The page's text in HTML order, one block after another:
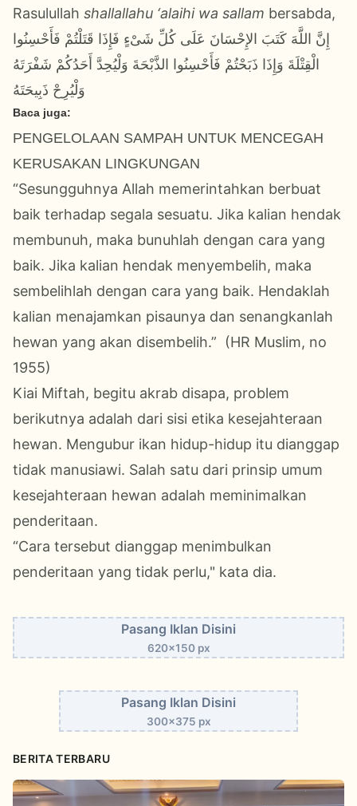
Rasulullah shallallahu ‘alaihi wa sallam bersabda,
إِنَّ اللَّهَ كَتَبَ الإِحْسَانَ عَلَى كُلِّ شَىْءٍ فَإِذَا قَتَلْتُمْ فَأَحْسِنُوا
الْقِتْلَةَ وَإِذَا ذَبَحْتُمْ فَأَحْسِنُوا الذَّبْحَةَ وَلْيُحِدَّ أَحَدُكُمْ شَفْرَتَهُ
وَلْيُرِحْ ذَبِيحَتَهُ
Baca juga:
PENGELOLAAN SAMPAH UNTUK MENCEGAH
KERUSAKAN LINGKUNGAN
“Sesungguhnya Allah memerintahkan berbuat
baik terhadap segala sesuatu. Jika kalian hendak
membunuh, maka bunuhlah dengan cara yang
baik. Jika kalian hendak menyembelih, maka
sembelihlah dengan cara yang baik. Hendaklah
kalian menajamkan pisaunya dan senangkanlah
hewan yang akan disembelih.” (HR Muslim, no
1955)
Kiai Miftah, begitu akrab disapa, problem
berikutnya adalah dari sisi etika kesejahteraan
hewan. Mengubur ikan hidup-hidup itu dianggap
tidak manusiawi. Salah satu dari prinsip umum
kesejahteraan hewan adalah meminimalkan
penderitaan.
“Cara tersebut dianggap menimbulkan
penderitaan yang tidak perlu," kata dia.
Pasang Iklan Disini
620x150 px
Pasang Iklan Disini
300x375 px
BERITA TERBARU